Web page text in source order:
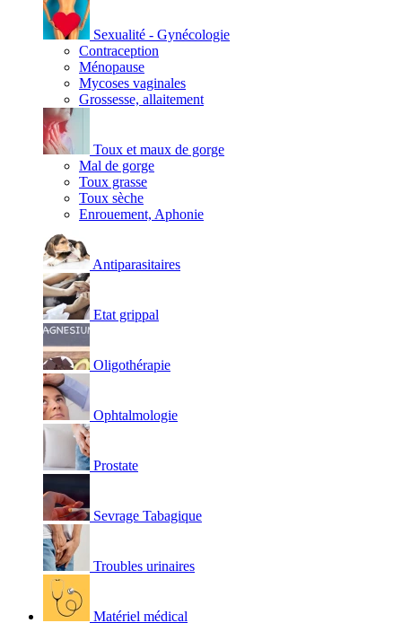
Sexualité - Gynécologie
Contraception
Ménopause
Mycoses vaginales
Grossesse, allaitement
Toux et maux de gorge
Mal de gorge
Toux grasse
Toux sèche
Enrouement, Aphonie
Antiparasitaires
Etat grippal
Oligothérapie
Ophtalmologie
Prostate
Sevrage Tabagique
Troubles urinaires
Matériel médical